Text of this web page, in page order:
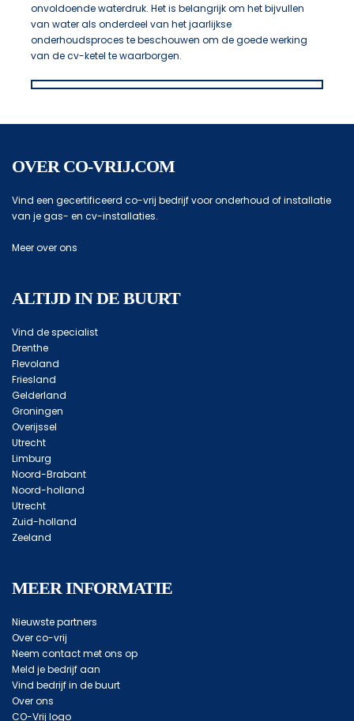
onvoldoende waterdruk. Het is belangrijk om het bijvullen
van water als onderdeel van het jaarlijkse
onderhoudsproces te beschouwen om de goede werking
van de cv-ketel te waarborgen.
OVER CO-VRIJ.COM
Vind een gecertificeerd co-vrij bedrijf voor onderhoud of installatie
van je gas- en cv-installaties.
Meer over ons
ALTIJD IN DE BUURT
Vind de specialist
Drenthe
Flevoland
Friesland
Gelderland
Groningen
Overijssel
Utrecht
Limburg
Noord-Brabant
Noord-holland
Utrecht
Zuid-holland
Zeeland
MEER INFORMATIE
Nieuwste partners
Over co-vrij
Neem contact met ons op
Meld je bedrijf aan
Vind bedrijf in de buurt
Over ons
CO-Vrij logo